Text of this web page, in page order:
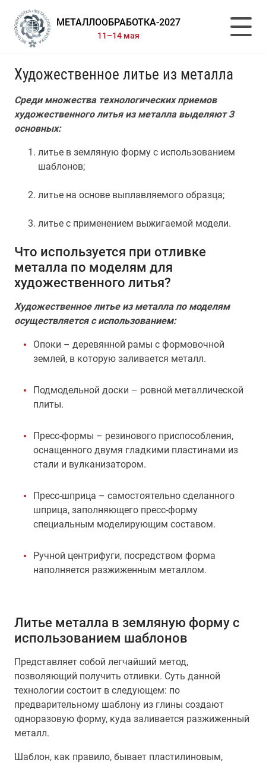
МЕТАЛЛООБРАБОТКА-2027
11–14 мая
Художественное литье из металла
Среди множества технологических приемов
художественного литья из металла выделяют 3
основных:
литье в земляную форму с использованием
шаблонов;
литье на основе выплавляемого образца;
литье с применением выжигаемой модели.
Что используется при отливке
металла по моделям для
художественного литья?
Художественное литье из металла по моделям
осуществляется с использованием:
Опоки – деревянной рамы с формовочной
землей, в которую заливается металл.
Подмодельной доски – ровной металлической
плиты.
Пресс-формы – резинового приспособления,
оснащенного двумя гладкими пластинами из
стали и вулканизатором.
Пресс-шприца – самостоятельно сделанного
шприца, заполняющего пресс-форму
специальным моделирующим составом.
Ручной центрифуги, посредством форма
наполняется разжиженным металлом.
Литье металла в земляную форму с
использованием шаблонов
Представляет собой легчайший метод,
позволяющий получить отливки. Суть данной
технологии состоит в следующем: по
предварительному шаблону из глины создают
одноразовую форму, куда заливается разжиженный
металл.
Шаблон, как правило, бывает пластилиновым,